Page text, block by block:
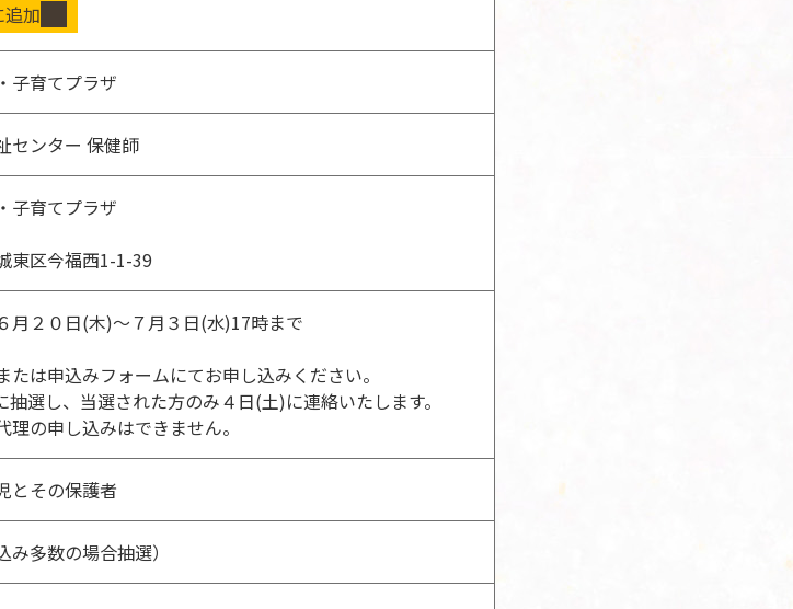
追加
子育てプラザ
センター 保健師
子育てプラザ
東区今福西1-1-39
月２０日(木)～７月３日(水)17時まで
たは申込みフォームにてお申し込みください。
抽選し、当選された方のみ４日(土)に連絡いたします。
の申し込みはできません。
とその保護者
み多数の場合抽選）